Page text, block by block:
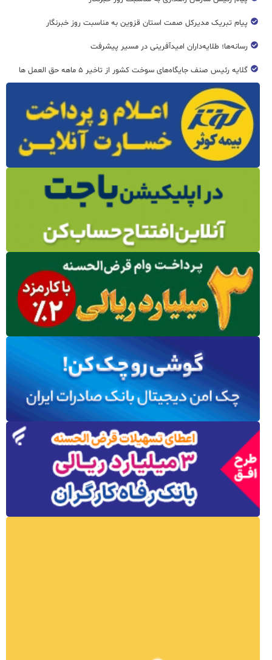
پیام تبریک مدیرکل صمت استان قزوین به مناسبت روز خبرنگار
رسانه‌ها؛ طلایه‌داران امیدآفرینی در مسیر پیشرفت
گلایه رئیس صنف جایگاه‌های سوخت کشور از تاخیر ۵ ماهه حق العمل ها